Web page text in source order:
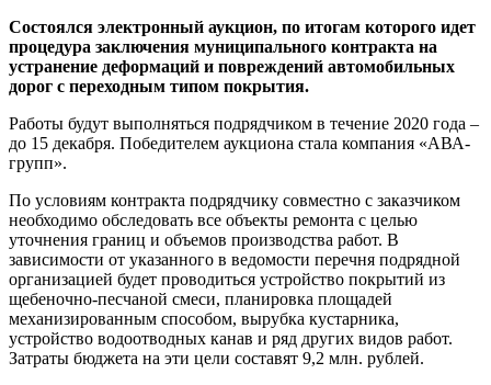
Состоялся электронный аукцион, по итогам которого идет
процедура заключения муниципального контракта на
устранение деформаций и повреждений автомобильных
дорог с переходным типом покрытия.
Работы будут выполняться подрядчиком в течение 2020 года –
до 15 декабря. Победителем аукциона стала компания «АВА-
групп».
По условиям контракта подрядчику совместно с заказчиком
необходимо обследовать все объекты ремонта с целью
уточнения границ и объемов производства работ. В
зависимости от указанного в ведомости перечня подрядной
организацией будет проводиться устройство покрытий из
щебеночно-песчаной смеси, планировка площадей
механизированным способом, вырубка кустарника,
устройство водоотводных канав и ряд других видов работ.
Затраты бюджета на эти цели составят 9,2 млн. рублей.